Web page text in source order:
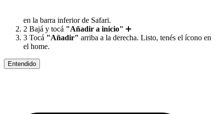
en la barra inferior de Safari.
2 Bajá y tocá "Añadir a inicio" ➕
3 Tocá "Añadir" arriba a la derecha. Listo, tenés el ícono en
el home.
Entendido